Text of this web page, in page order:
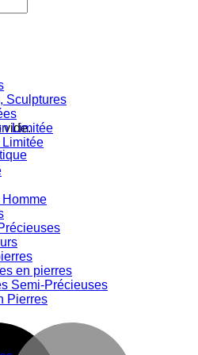
vide.
Sculptures
Limitée
en pierres
Semi-Précieuses
Pierres